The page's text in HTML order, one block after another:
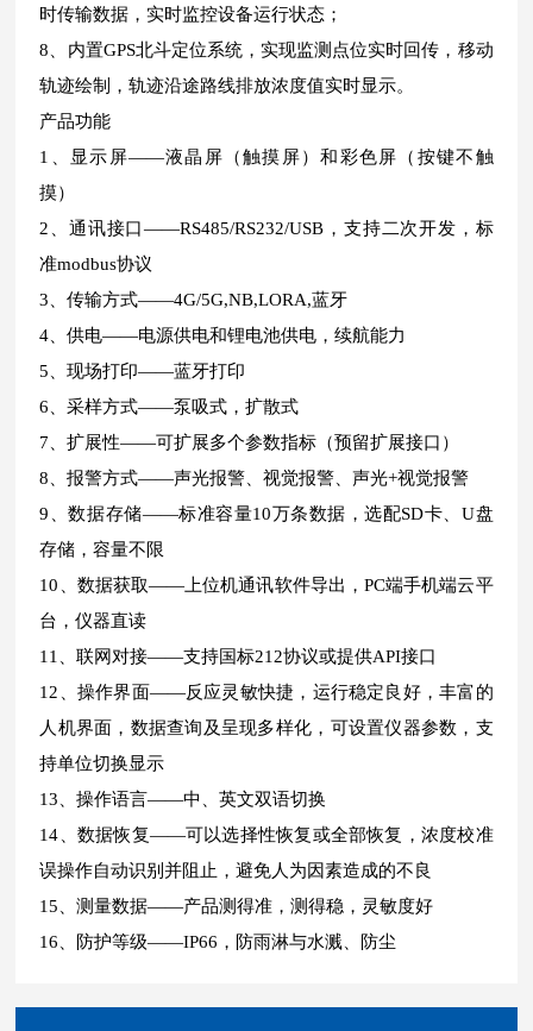
时传输数据，实时监控设备运行状态；
8、内置GPS北斗定位系统，实现监测点位实时回传，移动
轨迹绘制，轨迹沿途路线排放浓度值实时显示。
产品功能
1、显示屏——液晶屏（触摸屏）和彩色屏（按键不触
摸）
2、通讯接口——RS485/RS232/USB，支持二次开发，标
准modbus协议
3、传输方式——4G/5G,NB,LORA,蓝牙
4、供电——电源供电和锂电池供电，续航能力
5、现场打印——蓝牙打印
6、采样方式——泵吸式，扩散式
7、扩展性——可扩展多个参数指标（预留扩展接口）
8、报警方式——声光报警、视觉报警、声光+视觉报警
9、数据存储——标准容量10万条数据，选配SD卡、U盘
存储，容量不限
10、数据获取——上位机通讯软件导出，PC端手机端云平
台，仪器直读
11、联网对接——支持国标212协议或提供API接口
12、操作界面——反应灵敏快捷，运行稳定良好，丰富的
人机界面，数据查询及呈现多样化，可设置仪器参数，支
持单位切换显示
13、操作语言——中、英文双语切换
14、数据恢复——可以选择性恢复或全部恢复，浓度校准
误操作自动识别并阻止，避免人为因素造成的不良
15、测量数据——产品测得准，测得稳，灵敏度好
16、防护等级——IP66，防雨淋与水溅、防尘